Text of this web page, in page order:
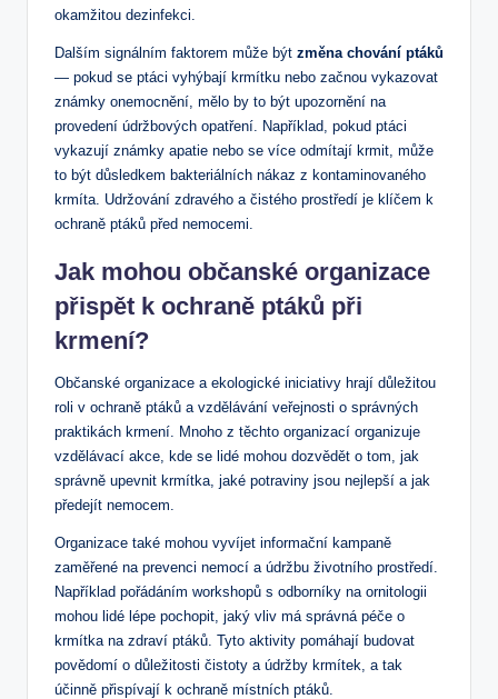
okamžitou dezinfekci.
Dalším signálním faktorem může být změna chování ptáků
— pokud se ptáci vyhýbají krmítku nebo začnou vykazovat
známky onemocnění, mělo by to být upozornění na
provedení údržbových opatření. Například, pokud ptáci
vykazují známky apatie nebo se více odmítají krmit, může
to být důsledkem bakteriálních nákaz z kontaminovaného
krmíta. Udržování zdravého a čistého prostředí je klíčem k
ochraně ptáků před nemocemi.
Jak mohou občanské organizace
přispět k ochraně ptáků při
krmení?
Občanské organizace a ekologické iniciativy hrají důležitou
roli v ochraně ptáků a vzdělávání veřejnosti o správných
praktikách krmení. Mnoho z těchto organizací organizuje
vzdělávací akce, kde se lidé mohou dozvědět o tom, jak
správně upevnit krmítka, jaké potraviny jsou nejlepší a jak
předejít nemocem.
Organizace také mohou vyvíjet informační kampaně
zaměřené na prevenci nemocí a údržbu životního prostředí.
Například pořádáním workshopů s odborníky na ornitologii
mohou lidé lépe pochopit, jaký vliv má správná péče o
krmítka na zdraví ptáků. Tyto aktivity pomáhají budovat
povědomí o důležitosti čistoty a údržby krmítek, a tak
účinně přispívají k ochraně místních ptáků.